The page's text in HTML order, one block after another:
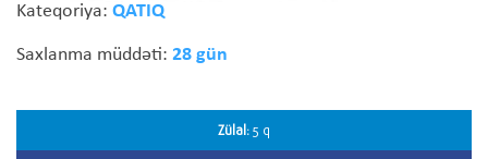
Kateqoriya: QATIQ
Saxlanma müddəti: 28 gün
Zülal: 5 q